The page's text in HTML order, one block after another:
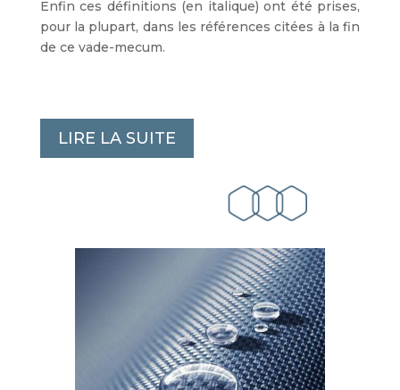
Enfin ces définitions (en italique) ont été prises,
pour la plupart, dans les références citées à la fin
de ce vade-mecum.
LIRE LA SUITE